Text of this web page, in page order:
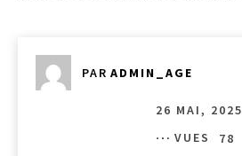
PAR ADMIN_AGE
26 MAI, 2025
VUES
78